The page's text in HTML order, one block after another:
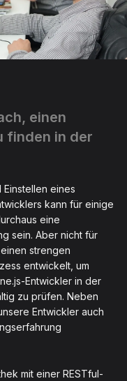
einen
finden in der
Einstellen eines
kann für einige
eine
sein. Aber nicht für
strengen
entwickelt, um
Entwickler in der
zu prüfen. Neben
Entwickler auch
mit einer RESTful-